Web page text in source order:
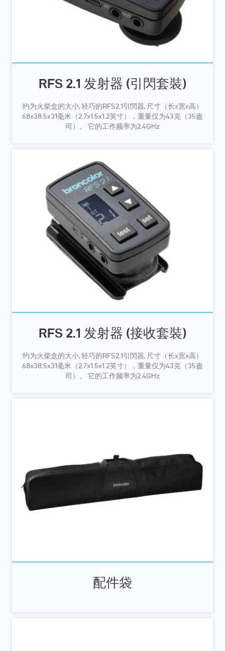
RFS 2.1 发射器 (引閃套裝)
约为火柴盒的大小, 轻巧的RFS2.1引閃器, 尺寸（长x宽x高）
68x38.5x31毫米（2.7x1.5x1.2英寸），重量仅为43克（35盎
司）。 它的工作频率为2.4GHz
RFS 2.1 发射器 (接收套裝)
约为火柴盒的大小, 轻巧的RFS2.1引閃器, 尺寸（长x宽x高）
68x38.5x31毫米（2.7x1.5x1.2英寸），重量仅为43克（35盎
司）。 它的工作频率为2.4GHz
配件袋